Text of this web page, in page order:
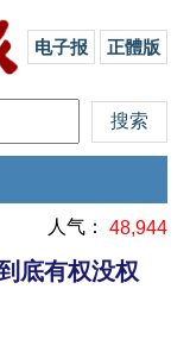
电子报 正體版
人气： 48,944
底有权没权